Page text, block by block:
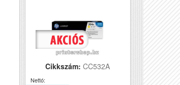
Cikkszám:CC532A
Nettó: